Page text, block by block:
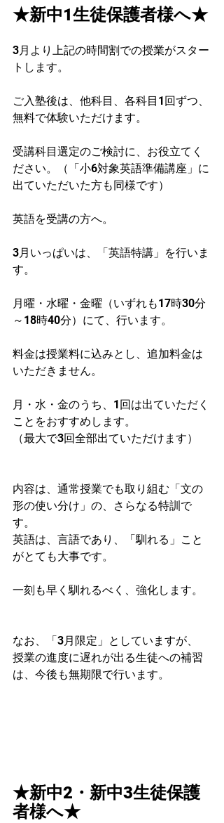
★新中1生徒保護者様へ★
3月より上記の時間割での授業がスター
トします。
ご入塾後は、他科目、各科目1回ずつ、
無料で体験いただけます。
受講科目選定のご検討に、お役立てく
ださい。（「小6対象英語準備講座」に
出ていただいた方も同様です）
英語を受講の方へ。
3月いっぱいは、「英語特講」を行いま
す。
月曜・水曜・金曜（いずれも17時30分
～18時40分）にて、行います。
料金は授業料に込みとし、追加料金は
いただきません。
月・水・金のうち、1回は出ていただく
ことをおすすめします。
（最大で3回全部出ていただけます）
内容は、通常授業でも取り組む「文の
形の使い分け」の、さらなる特訓で
す。
英語は、言語であり、「馴れる」こと
がとても大事です。
一刻も早く馴れるべく、強化します。
なお、「3月限定」としていますが、
授業の進度に遅れが出る生徒への補習
は、今後も無期限で行います。
★新中2・新中3生徒保護
者様へ★